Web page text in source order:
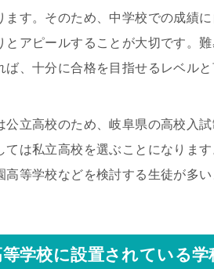
ます。そのため、中学校での成績
アピールすることが大切です。
、十分に合格を目指せるレベルと
立高校のため、岐阜県の高校入
は私立高校を選ぶことになりま
等学校などを検討する生徒が多い
学校に設置されている学